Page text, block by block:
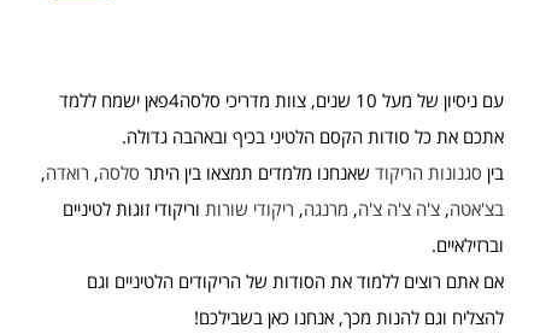
עם ניסיון של מעל 10 שנים, צוות מדריכי סלסה4פאן ישמח ללמד
אתכם את כל סודות הקסם הלטיני בכיף ובאהבה גדולה.
בין סגנונות הריקודשאנחנו מלמדים תמצאו בין היתר סלסה, רואדה,
בצ'אטה, צ'ה צ'ה צ'ה, מרנגה, ריקודי שורותוריקודי זוגות לטיניים
וברזילאיים.
אם אתם רוצים ללמוד את הסודות של הריקודים הלטיניים וגם
להצליח וגם להנות מכך, אנחנו כאן בשבילכם!